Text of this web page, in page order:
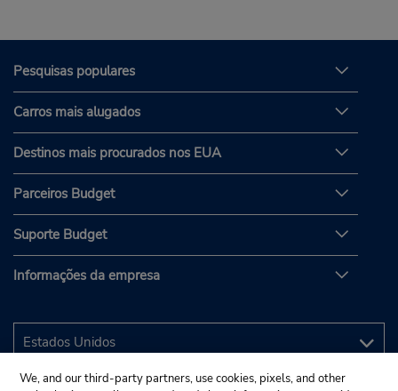
Pesquisas populares
Carros mais alugados
Destinos mais procurados nos EUA
Parceiros Budget
Suporte Budget
Informações da empresa
We, and our third-party partners, use cookies, pixels, and other